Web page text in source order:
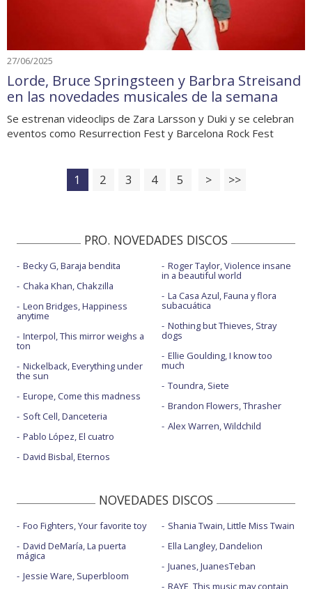
27/06/2025
Lorde, Bruce Springsteen y Barbra Streisand
en las novedades musicales de la semana
Se estrenan videoclips de Zara Larsson y Duki y se celebran
eventos como Resurrection Fest y Barcelona Rock Fest
1 2 3 4 5 > >>
PRO. NOVEDADES DISCOS
Becky G, Baraja bendita
Chaka Khan, Chakzilla
Leon Bridges, Happiness
anytime
Interpol, This mirror weighs a
ton
Nickelback, Everything under
the sun
Europe, Come this madness
Soft Cell, Danceteria
Pablo López, El cuatro
David Bisbal, Eternos
Roger Taylor, Violence insane
in a beautiful world
La Casa Azul, Fauna y flora
subacuática
Nothing but Thieves, Stray
dogs
Ellie Goulding, I know too
much
Toundra, Siete
Brandon Flowers, Thrasher
Alex Warren, Wildchild
NOVEDADES DISCOS
Foo Fighters, Your favorite toy
David DeMaría, La puerta
mágica
Jessie Ware, Superbloom
Shania Twain, Little Miss Twain
Ella Langley, Dandelion
Juanes, JuanesTeban
RAYE, This music may contain